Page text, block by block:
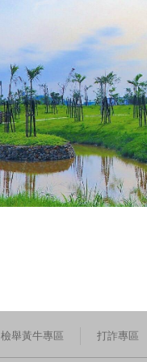
檢舉黃牛專區 打詐專區